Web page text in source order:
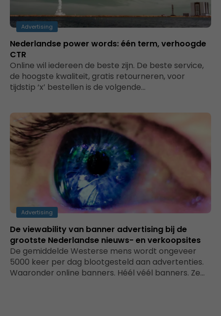
Advertising
Nederlandse power words: één term, verhoogde
CTR
Online wil iedereen de beste zijn. De beste service,
de hoogste kwaliteit, gratis retourneren, voor
tijdstip ‘x’ bestellen is de volgende…
Advertising
De viewability van banner advertising bij de
grootste Nederlandse nieuws- en verkoopsites
De gemiddelde Westerse mens wordt ongeveer
5000 keer per dag blootgesteld aan advertenties.
Waaronder online banners. Héél véél banners. Ze…